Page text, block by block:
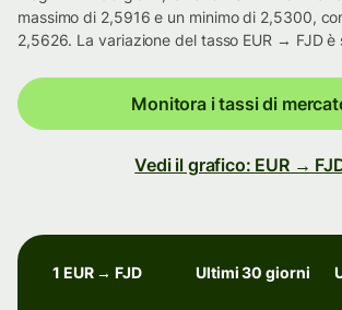
massimo di 2,5916 e un minimo di 2,5300,
2,5626. La variazione del tasso EUR → FJD
Monitora i tassi di
Vedi il grafico: EUR →
1 EUR → FJD Ultimi 30 giorni